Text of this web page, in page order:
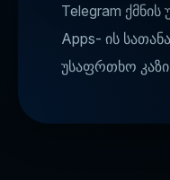
Telegram
Apps- ის
უსაფრთხო